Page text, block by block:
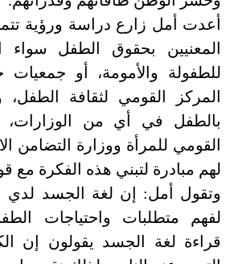
أعدت أمل زارع دراسة ورؤية
المعنيين بحقوق الطفل
للطفولة والأمومة، أو
المركز القومي لثقافة الطفل،
بالطفل في أي من الوزارات،
القومي للمرأة ووزارة التضامن
لهم مبادرة لتبني هذه الفكرة مع
وتقول أمل: إن لغة الجسد لدي
لفهم متطلبات واحتياجات